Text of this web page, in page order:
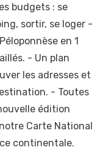
budgets : se
sortir, se loger -
en 1
- Un plan
les adresses et
- Toutes
édition
Carte National
continentale.